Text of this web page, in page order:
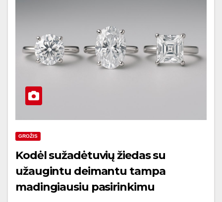
GROŽIS
Kodėl sužadėtuvių žiedas su
užaugintu deimantu tampa
madingiausiu pasirinkimu